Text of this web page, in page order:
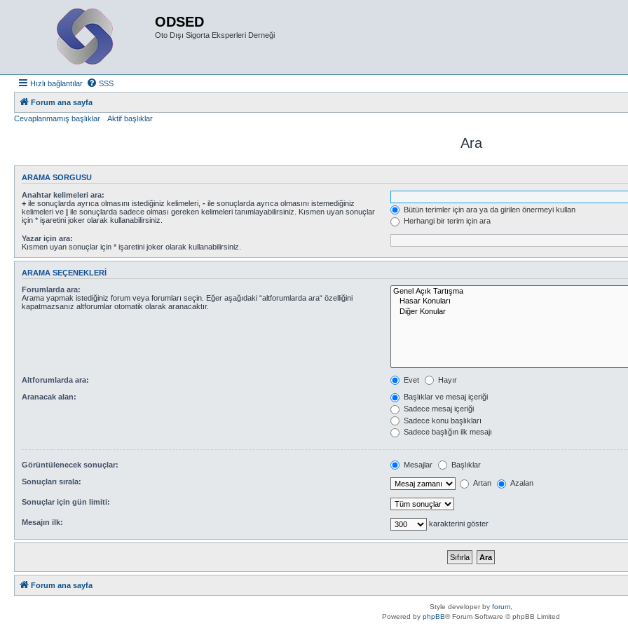
ODSED
Oto Dışı Sigorta Eksperleri Derneği
Hızlı bağlantılar SSS
Forum ana sayfa
Cevaplanmamış başlıklar
Aktif başlıklar
Ara
ARAMA SORGUSU
Anahtar kelimeleri ara:
+ ile sonuçlarda ayrıca olmasını istediğiniz kelimeleri, - ile sonuçlarda ayrıca olmasını istemediğiniz
kelimeleri ve | ile sonuçlarda sadece olması gereken kelimeleri tanımlayabilirsiniz. Kısmen uyan sonuçlar
için * işaretini joker olarak kullanabilirsiniz.
Bütün terimler için ara ya da girilen önermeyi kullan
Herhangi bir terim için ara
Yazar için ara:
Kısmen uyan sonuçlar için * işaretini joker olarak kullanabilirsiniz.
ARAMA SEÇENEKLERI
Forumlarda ara:
Arama yapmak istediğiniz forum veya forumları seçin. Eğer aşağıdaki “altforumlarda ara“ özelliğini
kapatmazsanız altforumlar otomatik olarak aranacaktır.
Altforumlarda ara: Evet Hayır
Aranacak alan:
Başlıklar ve mesaj içeriği
Sadece mesaj içeriği
Sadece konu başlıkları
Sadece başlığın ilk mesajı
Görüntülenecek sonuçlar: Mesajlar Başlıklar
Sonuçları sırala: Artan Azalan
Sonuçlar için gün limiti:
Mesajın ilk: karakterini göster
Forum ana sayfa
Style developer by forum,
Powered by phpBB® Forum Software © phpBB Limited